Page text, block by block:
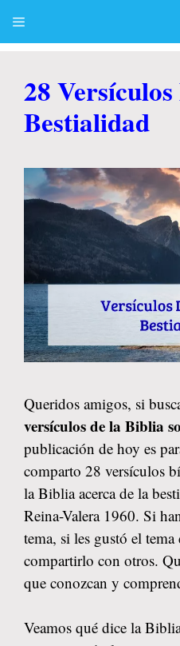
28
Bestialidad
Queridos amigos, si
versículos de la Biblia
publicación de hoy es
comparto 28 versículos
la Biblia acerca de la
Reina-Valera 1960. Si
tema, si les gustó el
compartirlo con otros.
que conozcan y
Veamos qué dice la